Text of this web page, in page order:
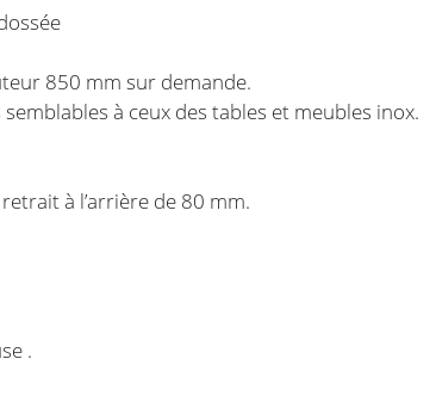
850 mm sur demande.
à ceux des tables et meubles inox.
à l’arrière de 80 mm.
.